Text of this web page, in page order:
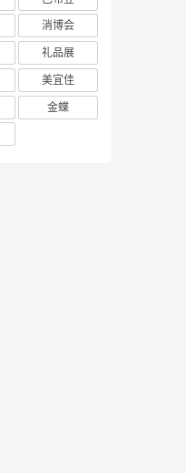
巴布豆
消博会
礼品展
美宜佳
金蝶